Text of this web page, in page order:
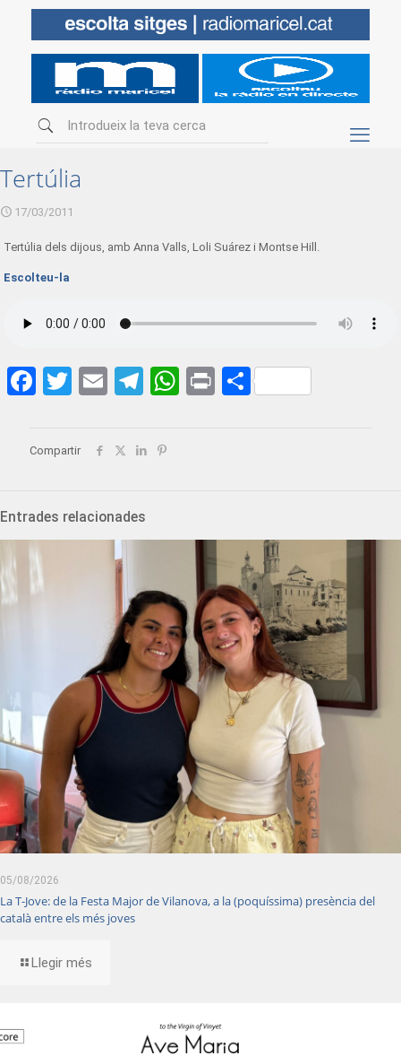
Tertúlia
17/03/2011
Tertúlia dels dijous, amb Anna Valls, Loli Suárez i Montse Hill.
Escolteu-la
Facebook
Twitter
EmailTelegram
WhatsApp
PrintShare
Compartir
Entrades relacionades
05/08/2026
La T-Jove: de la Festa Major de Vilanova, a la (poquíssima) presència del
català entre els més joves
Llegir més